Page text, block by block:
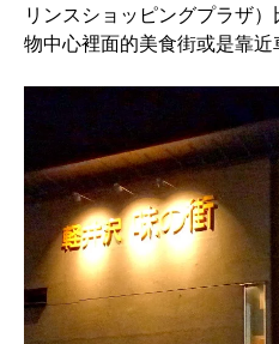
リンスショッピングプラザ
物中心裡面的美食街或是靠近